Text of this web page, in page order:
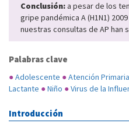
Conclusión: a pesar de los
gripe pandémica A (H1N1)
nuestras consultas de AP han
Palabras clave
●Adolescente ●Atención
Lactante ●Niño ●Virus de la
Introducción